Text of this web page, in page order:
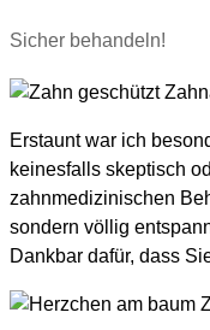
Sicher behandeln!
Erstaunt war ich
keinesfalls skeptisch
zahnmedizinischen
sondern völlig
Dankbar dafür, dass